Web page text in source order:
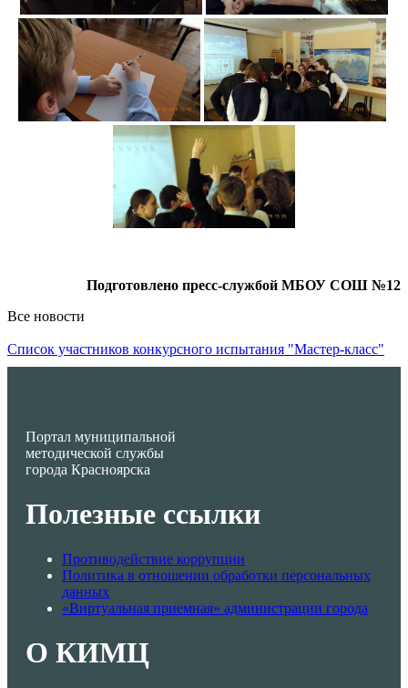
Подготовлено пресс-службой МБОУ СОШ №12
Все новости
Список участников конкурсного испытания "Мастер-класс"
Портал муниципальной
методической службы
города Красноярска
Полезные ссылки
Противодействие коррупции
Политика в отношении обработки персональных
данных
«Виртуальная приемная» администрации города
О КИМЦ